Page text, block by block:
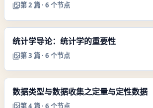
第2 篇 · 6 个节点
统计学导论：统计学的重要性
第3 篇 · 6 个节点
数据类型与数据收集之定量与定性数据
第4篇 · 6 个节点